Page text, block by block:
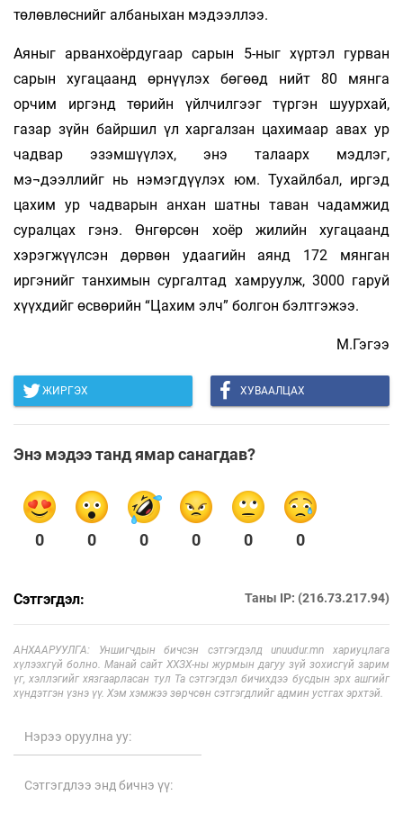
төлөвлөснийг албаныхан мэдээллээ.
Аяныг арванхоёрдугаар сарын 5-ныг хүртэл гурван
сарын хугацаанд өрнүүлэх бөгөөд нийт 80 мянга
орчим иргэнд төрийн үйлчилгээг түргэн шуурхай,
газар зүйн байршил үл харгалзан цахимаар авах ур
чадвар эзэмшүүлэх, энэ талаарх мэдлэг,
мэ¬дээллийг нь нэмэгдүүлэх юм. Тухайлбал, иргэд
цахим ур чадварын анхан шатны таван чадамжид
суралцах гэнэ. Өнгөрсөн хоёр жилийн хугацаанд
хэрэгжүүлсэн дөрвөн удаагийн аянд 172 мянган
иргэнийг танхимын сургалтад хамруулж, 3000 гаруй
хүүхдийг өсвөрийн “Цахим элч” болгон бэлтгэжээ.
М.Гэгээ
ЖИРГЭХ ХУВААЛЦАХ
Энэ мэдээ танд ямар санагдав?
0 0 0 0 0 0
Сэтгэгдэл: Таны IP: (216.73.217.94)
АНХААРУУЛГА: Уншигчдын бичсэн сэтгэгдэлд unuudur.mn хариуцлага
хүлээхгүй болно. Манай сайт ХХЗХ-ны журмын дагуу зүй зохисгүй зарим
үг, хэллэгийг хязгаарласан тул Та сэтгэгдэл бичихдээ бусдын эрх ашгийг
хүндэтгэн үзнэ үү. Хэм хэмжээ зөрчсөн сэтгэгдлийг админ устгах эрхтэй.